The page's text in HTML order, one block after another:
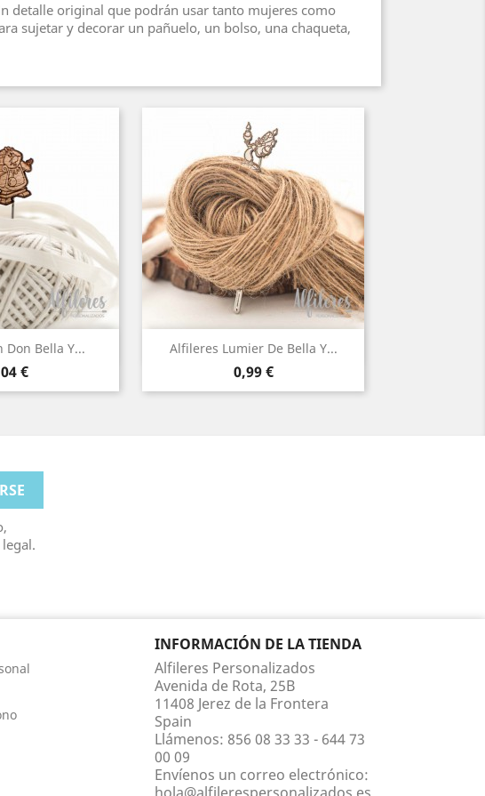
detalle original que podrán usar tanto mujeres como
sujetar y decorar un pañuelo, un bolso, una chaqueta,
Bella Y...
€
rápida Alfileres Lumier De Bella Y...
Precio
0,99 €
 Vista rápida
INFORMACIÓN DE LA TIENDA
Alfileres Personalizados
Avenida de Rota, 25B
11408 Jerez de la Frontera
Spain
Llámenos: 856 08 33 33 - 644 73
00 09
Envíenos un correo electrónico: